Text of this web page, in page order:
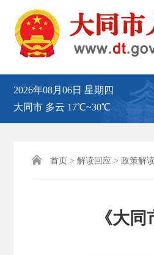
2026年08月06日 星期四
大同市 多云 17℃~30℃
 首页 > 解读回应 > 政策解
《大